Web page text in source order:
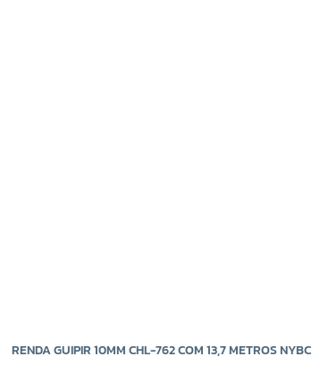
RENDA GUIPIR 10MM CHL-762 COM 13,7 METROS NYBC